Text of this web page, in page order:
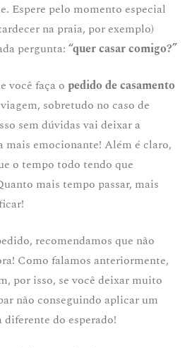
Espere pelo momento especial
na praia, por exemplo)
pergunta: “quer casar comigo?”
você faça o pedido de casamento
sobretudo no caso de
sem dúvidas vai deixar a
mais emocionante! Além é claro,
o tempo todo tendo que
mais tempo passar, mais
recomendamos que não
Como falamos anteriormente,
por isso, se você deixar muito
não conseguindo aplicar um
do esperado!